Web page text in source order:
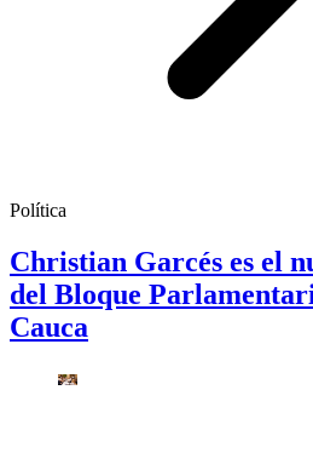
Política
Christian Garcés es el
del Bloque
Cauca